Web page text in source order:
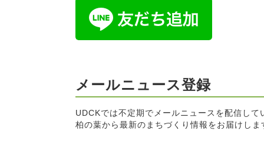
メールニュース登録
UDCKでは不定期でメールニュースを配信して
柏の葉から最新のまちづくり情報をお届けしま